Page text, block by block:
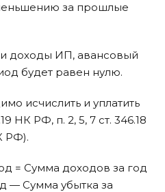
за прошлые
доходы ИП, авансовый
будет равен нулю.
исчислить и уплатить
НК РФ, п. 2, 5, 7 ст. 346.18
РФ).
= Сумма доходов за год
— Сумма убытка за